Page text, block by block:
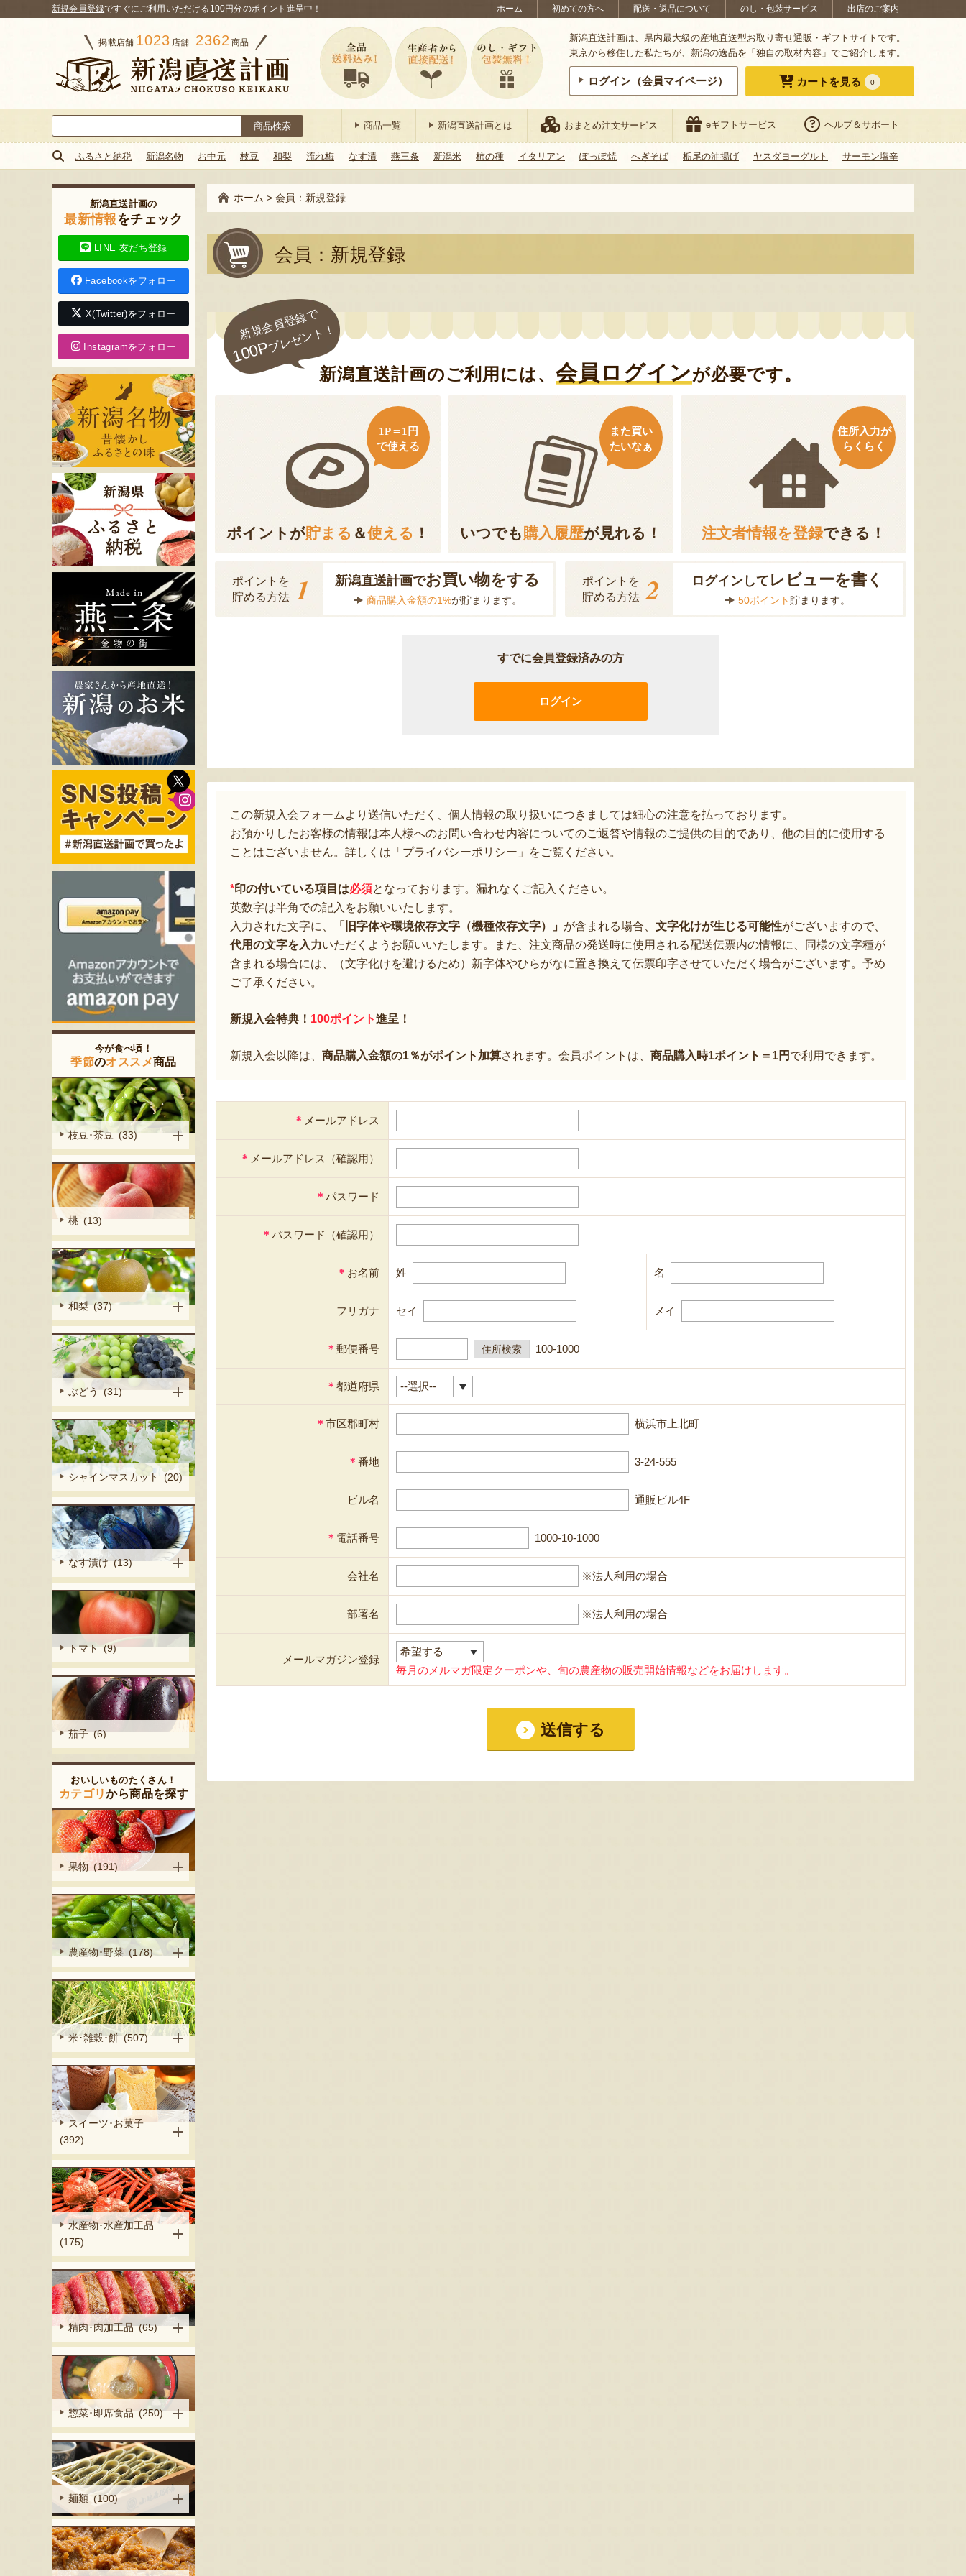
ホーム 初めての方へ 配送・返品について のし・包装サービス 出店のご案内
新規会員登録ですぐにご利用いただける100円分のポイント進呈中！
掲載店舗 1023 店舗 2362 商品
新潟直送計画は、県内最大級の産地直送型お取り寄せ通販・ギフトサイトです。
東京から移住した私たちが、新潟の逸品を「独自の取材内容」でご紹介します。
ログイン（会員マイページ） カートを見る 0
索:
商品一覧 新潟直送計画とは おまとめ注文サービス eギフトサービス ヘルプ＆サポート
ふるさと納税 新潟名物 お中元 枝豆 和梨 流れ梅 なす漬 燕三条 新潟米 柿の種 イタリアン ぽっぽ焼 へぎそば 栃尾の油揚げ ヤスダヨーグルト サーモン塩辛
ホーム > 会員：新規登録
会員：新規登録
新規会員登録で
100Pプレゼント！
新潟直送計画のご利用には、 会員ログインが必要です。
ポイントが貯まる ＆使える ！
1P＝1円
で使える
いつでも購入履歴が見れる！
また買い
たいなぁ
注文者情報を登録できる！
住所入力が
らくらく
ポイントを
貯める方法 1 新潟直送計画でお買い物をする
商品購入金額の1%が貯まります。
ポイントを
貯める方法 2 ログインして レビューを書く
50ポイント 貯まります。
すでに会員登録済みの方
ログイン
この新規入会フォームより送信いただく、個人情報の取り扱いにつきましては細心の注意を払っております。
お預かりしたお客様の情報は本人様へのお問い合わせ内容についてのご返答や情報のご提供の目的であり、他の目的に使用する
ことはございません。詳しくは 「プライバシーポリシー」 をご覧ください。
*印の付いている項目は必須となっております。漏れなくご記入ください。
英数字は半角での記入をお願いいたします。
入力された文字に、
「旧字体や環境依存文字（機種依存文字）」 が含まれる場合、 文字化けが生じる可能性がございますので、
代用の文字を入力いただくようお願いいたします。また、注文商品の発送時に使用される配送伝票内の情報に、同様の文字種が
含まれる場合には、（文字化けを避けるため）新字体やひらがなに置き換えて伝票印字させていただく場合がございます。予め
ご了承ください。
新規入会特典！ 100ポイント進呈！
新規入会以降は、 商品購入金額の1％がポイント加算されます。会員ポイントは、 商品購入時1ポイント＝1円 で利用できます。
＊ メールアドレス
＊ メールアドレス（確認用）
＊ パスワード
＊ パスワード（確認用）
＊ お名前 姓 名
フリガナ セイ メイ
＊ 郵便番号 100-1000
＊ 都道府県
＊ 市区郡町村 横浜市上北町
＊ 番地 3-24-555
ビル名 通販ビル4F
＊ 電話番号 1000-10-1000
会社名 ※法人利用の場合
部署名 ※法人利用の場合
メールマガジン登録
毎月のメルマガ限定クーポンや、旬の農産物の販売開始情報などをお届けします。
新潟直送計画の
最新情報をチェック
LINE 友だち登録
Facebookをフォロー
X(Twitter)をフォロー
Instagramをフォロー
今が食べ頃！
季節のオススメ商品
枝豆･茶豆 (33)
桃 (13)
和梨 (37)
ぶどう (31)
シャインマスカット (20)
なす漬け (13)
トマト (9)
茄子 (6)
おいしいものたくさん！
カテゴリから商品を探す
果物 (191)
農産物･野菜 (178)
米･雑穀･餅 (507)
スイーツ･お菓子
(392)
水産物･水産加工品
(175)
精肉･肉加工品 (65)
惣菜･即席食品 (250)
麺類 (100)